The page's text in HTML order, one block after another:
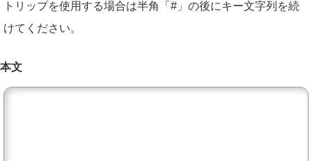
トリップを使用する場合は半角「#」の後にキー文字列を続
けてください。
本文